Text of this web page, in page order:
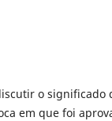
o significado
em que foi